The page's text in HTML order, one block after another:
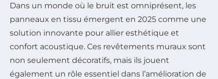
Dans un monde où le bruit est omniprésent, les
panneaux en tissu émergent en 2025 comme une
solution innovante pour allier esthétique et
confort acoustique. Ces revêtements muraux sont
non seulement décoratifs, mais ils jouent
également un rôle essentiel dans l’amélioration de